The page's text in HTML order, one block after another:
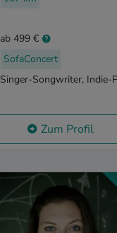
ab 499 €
SofaConcert
Singer-Songwriter, Indie-
Zum Profil